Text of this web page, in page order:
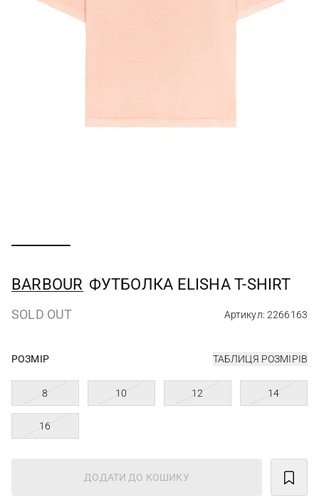
BARBOUR ФУТБОЛКА ELISHA T-SHIRT
SOLD OUT Артикул: 2266163
РОЗМІР ТАБЛИЦЯ РОЗМІРІВ
8 10 12 14
16
ДОДАТИ ДО КОШИКУ